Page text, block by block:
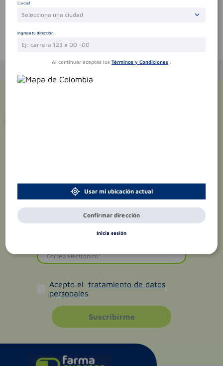
Te puede interesar
Acepto el tratamiento de datos
personales
Suscribirme
Ciudad
Selecciona una ciudad
Ingresa tu dirección
Al continuar aceptas los Términos y Condiciones .
Usar mi ubicación actual
Confirmar dirección
Inicia sesión